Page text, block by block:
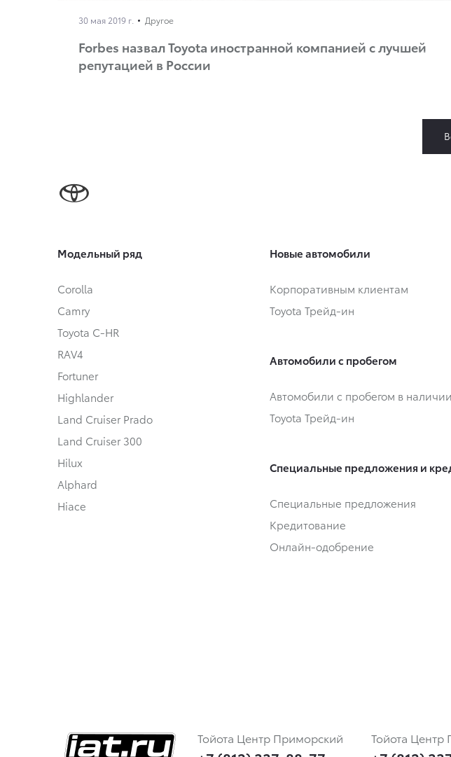
30 мая 2019 г. Другое
Forbes назвал Toyota иностранной компанией с лучшей
репутацией в России
Модельный ряд
Corolla
Camry
Toyota C-HR
RAV4
Fortuner
Highlander
Land Cruiser Prado
Land Cruiser 300
Hilux
Alphard
Hiace
Новые автомобили
Корпоративным клиентам
Toyota Трейд-ин
Автомобили с пробегом
Автомобили с пробегом в наличии
Toyota Трейд-ин
Специальные предложения и
Специальные предложения
Кредитование
Онлайн-одобрение
Тойота Центр Приморский Тойота Центр